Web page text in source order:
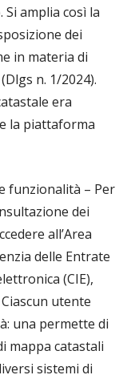
amplia così la
dei
in materia di
n. 1/2024).
era
la piattaforma
funzionalità – Per
dei
all’Area
delle Entrate
(CIE),
utente
una permette di
mappa catastali
sistemi di